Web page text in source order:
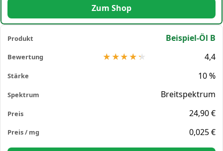
Zum Shop
Beispiel-Öl B
4,4
10 %
Breitspektrum
24,90 €
0,025 €